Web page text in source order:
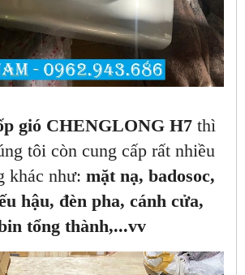
gió CHENGLONG H7 thì
tôi còn cung cấp rất nhiều
khác như: mặt nạ, badosoc,
hậu, đèn pha, cánh cửa,
tổng thành,...vv